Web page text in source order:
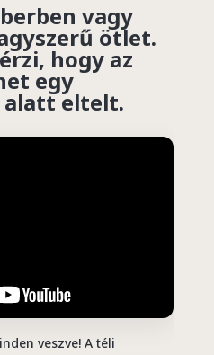
vagy
ötlet.
hogy az
egy
alatt eltelt.
veszve! A téli